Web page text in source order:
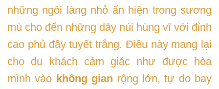
những ngôi làng nhỏ ẩn hiện trong sương
mù cho đến những dãy núi hùng vĩ với đỉnh
cao phủ đầy tuyết trắng. Điều này mang lại
cho du khách cảm giác như được hòa
mình vào không gian rộng lớn, tự do bay